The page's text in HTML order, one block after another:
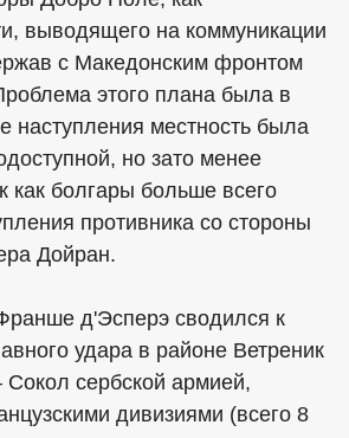
выводящего на коммуникации
с Македонским фронтом
этого плана была в
наступления местность была
но зато менее
как болгары больше всего
противника со стороны
Дойран.
д'Эсперэ сводился к
удара в районе Ветреник
сербской армией,
дивизиями (всего 8